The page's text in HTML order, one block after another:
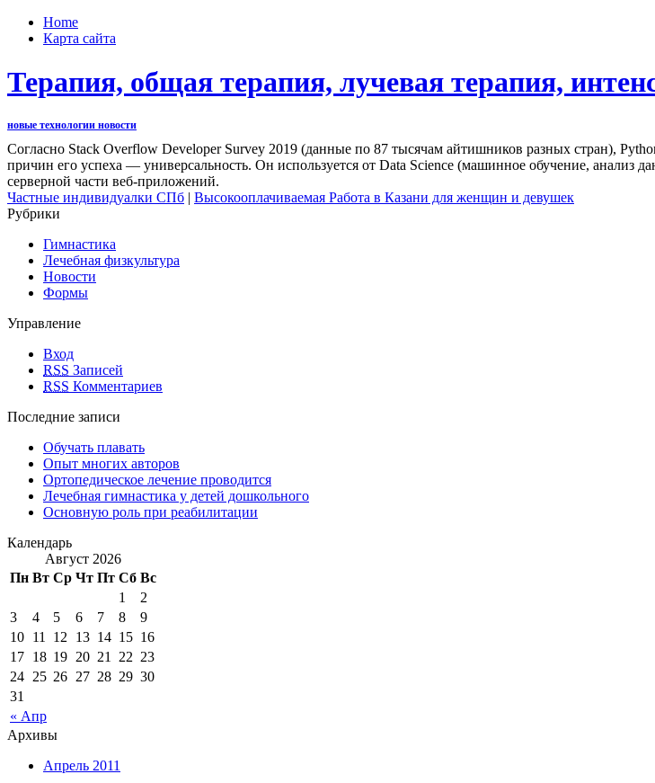
Home
Карта сайта
Терапия, общая терапия, лучевая терапия,
новые технологии новости
Согласно Stack Overflow Developer Survey 2019 (данные по 87 тысячам айтишников разных стран),
причин его успеха — универсальность. Он используется от Data Science (машинное обучение, анализ
серверной части веб-приложений.
Частные индивидуалки СПб | Высокооплачиваемая Работа в Казани для женщин и девушек
Рубрики
Гимнастика
Лечебная физкультура
Новости
Формы
Управление
Вход
RSS Записей
RSS Комментариев
Последние записи
Обучать плавать
Опыт многих авторов
Ортопедическое лечение проводится
Лечебная гимнастика у детей дошкольного
Основную роль при реабилитации
Календарь
Август 2026
Пн Вт Ср Чт Пт Сб Вс
« Апр
1
2
3
4 5 6 7 8
9
10 11 12 13 14 15 16
17 18 19 20 21 22 23
24 25 26 27 28 29 30
31
Архивы
Апрель 2011